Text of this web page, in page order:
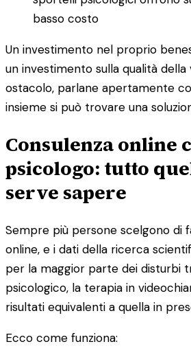
basso costo
Un investimento nel proprio
un investimento sulla qualità della
ostacolo, parlane apertamente
insieme si può trovare una
Consulenza online
psicologo: tutto
serve sapere
Sempre più persone scelgono di
online, e i dati della ricerca
per la maggior parte dei disturbi
psicologico, la terapia in
risultati equivalenti a quella in
Ecco come funziona: